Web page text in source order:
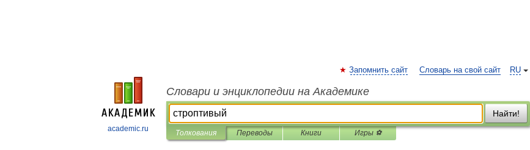
academic.ru
RU
Запомнить сайт Словарь на свой сайт
Словари и энциклопедии на Академике
Найти!
Толкования Переводы Книги Игры ⚽